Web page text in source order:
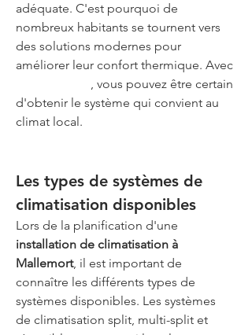
adéquate. C'est pourquoi de
nombreux habitants se tournent vers
des solutions modernes pour
améliorer leur confort thermique. Avec
, vous pouvez être certain
d'obtenir le système qui convient au
climat local.
Les types de systèmes de
climatisation disponibles
Lors de la planification d'une
installation de climatisation à
Mallemort, il est important de
connaître les différents types de
systèmes disponibles. Les systèmes
de climatisation split, multi-split et